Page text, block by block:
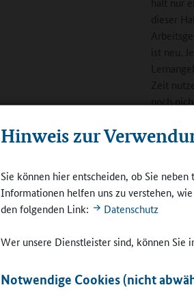
Hinweis zur
Sie können hier entscheiden, ob Sie
Informationen helfen uns zu verstehen,
den folgenden Link:
Datenschutz
Wer unsere Dienstleister sind, können Sie
Notwendige Cookies (nicht
dieser
ist neu.
Zeit
noch
Online-